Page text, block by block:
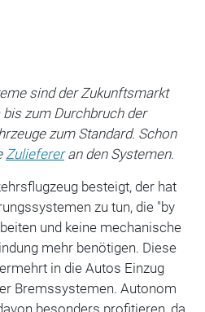
sind der Zukunftsmarkt
zum Durchbruch der
zum Standard. Schon
Zuliefereran den Systemen.
besteigt, der hat
zu tun, die "by
und keine mechanische
mehr benötigen. Diese
in die Autos Einzug
Bremssystemen. Autonom
besonders profitieren, da